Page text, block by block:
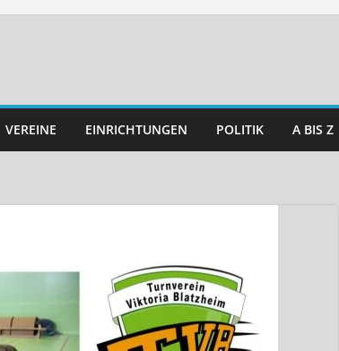
VEREINE EINRICHTUNGEN POLITIK A BIS Z